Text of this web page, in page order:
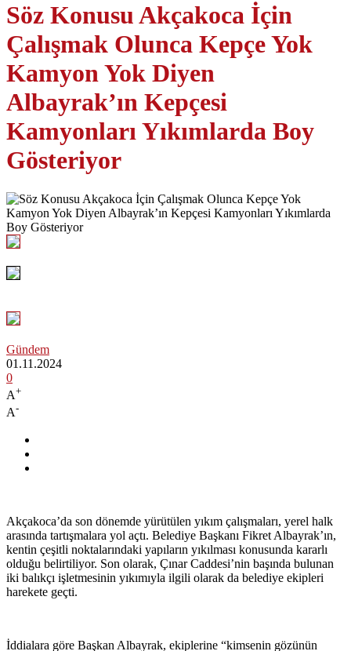
Söz Konusu Akçakoca İçin
Çalışmak Olunca Kepçe Yok
Kamyon Yok Diyen
Albayrak’ın Kepçesi
Kamyonları Yıkımlarda Boy
Gösteriyor
Gündem
01.11.2024
0
A+
A-
Akçakoca’da son dönemde yürütülen yıkım çalışmaları, yerel halk
arasında tartışmalara yol açtı. Belediye Başkanı Fikret Albayrak’ın,
kentin çeşitli noktalarındaki yapıların yıkılması konusunda kararlı
olduğu belirtiliyor. Son olarak, Çınar Caddesi’nin başında bulunan
iki balıkçı işletmesinin yıkımıyla ilgili olarak da belediye ekipleri
harekete geçti.
İddialara göre Başkan Albayrak, ekiplerine “kimsenin gözünün